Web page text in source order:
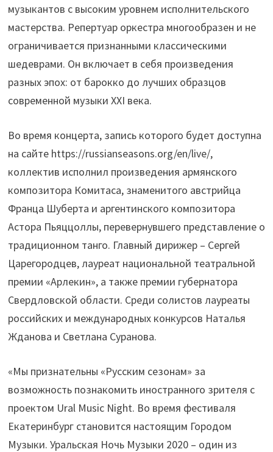
музыкантов с высоким уровнем исполнительского
мастерства. Репертуар оркестра многообразен и не
ограничивается признанными классическими
шедеврами. Он включает в себя произведения
разных эпох: от барокко до лучших образцов
современной музыки XXI века.
Во время концерта, запись которого будет доступна
на сайте https://russianseasons.org/en/live/,
коллектив исполнил произведения армянского
композитора Комитаса, знаменитого австрийца
Франца Шуберта и аргентинского композитора
Астора Пьяццоллы, перевернувшего представление о
традиционном танго. Главный дирижер – Сергей
Царегородцев, лауреат национальной театральной
премии «Арлекин», а также премии губернатора
Свердловской области. Среди солистов лауреаты
российских и международных конкурсов Наталья
Жданова и Светлана Суранова.
«Мы признательны «Русским сезонам» за
возможность познакомить иностранного зрителя с
проектом Ural Music Night. Во время фестиваля
Екатеринбург становится настоящим Городом
Музыки. Уральская Ночь Музыки 2020 – один из